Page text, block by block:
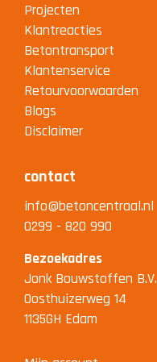
Projecten
Klantreacties
Betontransport
Klantenservice
Retourvoorwaarden
Blogs
Disclaimer
contact
info@betoncentraal.nl
0299 - 820 990
Bezoekadres
Jonk Bouwstoffen B.V.
Oosthuizerweg 14
1135GH Edam